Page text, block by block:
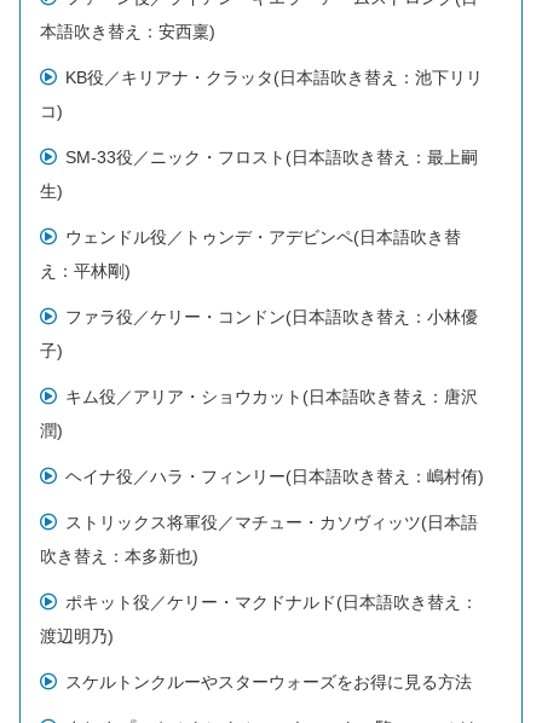
本語吹き替え：安西稟)
KB役／キリアナ・クラッタ(日本語吹き替え：池下リリ
コ)
SM-33役／ニック・フロスト(日本語吹き替え：最上嗣
生)
ウェンドル役／トゥンデ・アデビンペ(日本語吹き替
え：平林剛)
ファラ役／ケリー・コンドン(日本語吹き替え：小林優
子)
キム役／アリア・ショウカット(日本語吹き替え：唐沢
潤)
ヘイナ役／ハラ・フィンリー(日本語吹き替え：嶋村侑)
ストリックス将軍役／マチュー・カソヴィッツ(日本語
吹き替え：本多新也)
ポキット役／ケリー・マクドナルド(日本語吹き替え：
渡辺明乃)
スケルトンクルーやスターウォーズをお得に見る方法